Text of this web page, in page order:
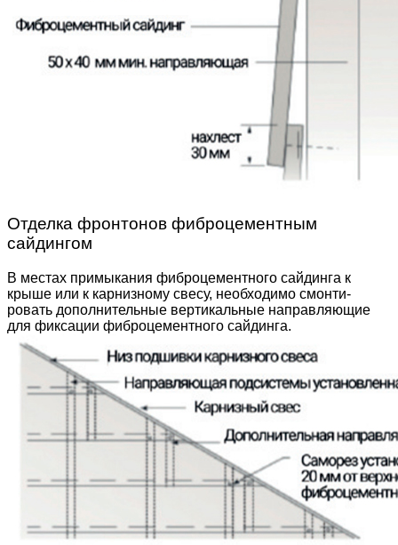
Отделка фронтонов фиброцементным
сайдингом
В местах примыкания фиброцементного сайдинга к
крыше или к карнизному свесу, необходимо смонти­
ровать дополнительные вертикальные направляю­щие
для фиксации фиброцементного сайдинга.